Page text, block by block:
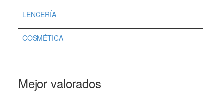
LENCERÍA
COSMÉTICA
Mejor valorados